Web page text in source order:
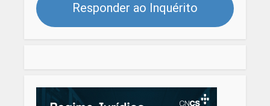
Responder ao Inquérito